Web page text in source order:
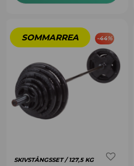
-44%
SKIVSTÅNGSSET / 127,5 KG